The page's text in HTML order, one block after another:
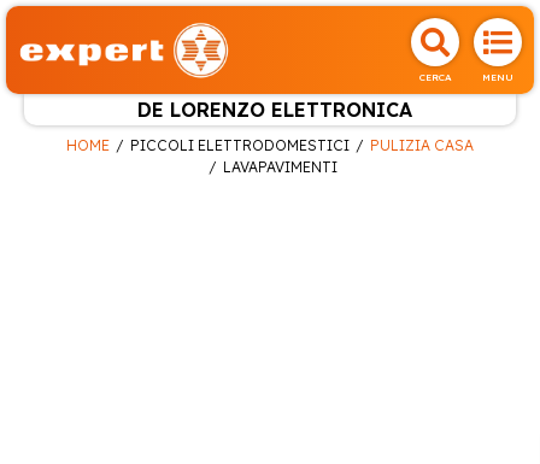
CERCA MENU
DE LORENZO ELETTRONICA
HOME PICCOLI ELETTRODOMESTICI
PULIZIA CASA
LAVAPAVIMENTI